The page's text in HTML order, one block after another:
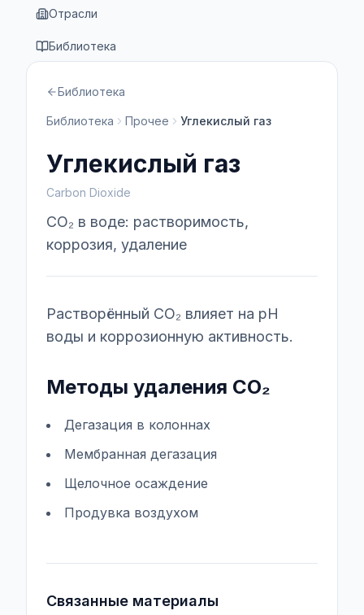
Отрасли
Библиотека
Библиотека
Библиотека Прочее Углекислый газ
Углекислый газ
Carbon Dioxide
CO₂ в воде: растворимость,
коррозия, удаление
Растворённый CO₂ влияет на pH
воды и коррозионную активность.
Методы удаления CO₂
Дегазация в колоннах
Мембранная дегазация
Щелочное осаждение
Продувка воздухом
Связанные материалы